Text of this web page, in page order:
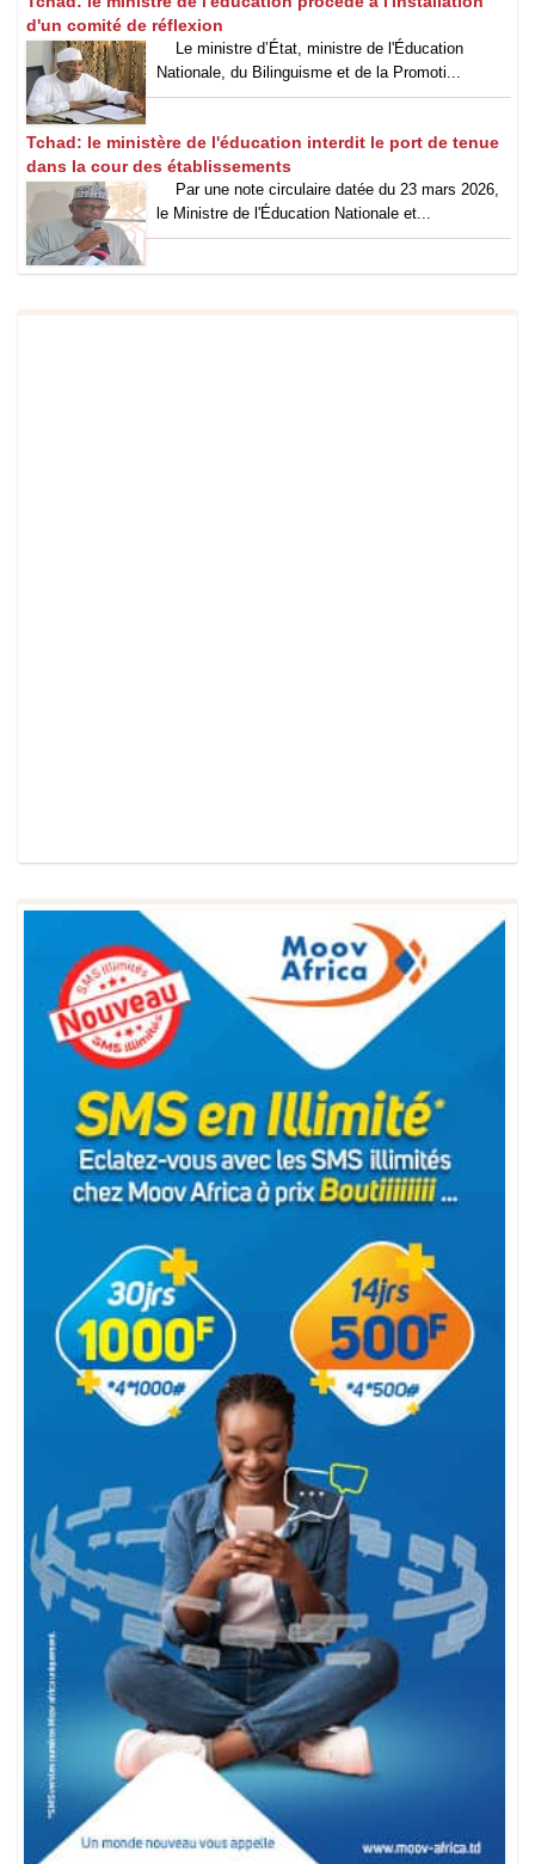
d'un comité de réflexion
Le ministre d’État, ministre de l'Éducation
Nationale, du Bilinguisme et de la Promoti...
Tchad: le ministère de l'éducation interdit le port de tenue
dans la cour des établissements
Par une note circulaire datée du 23 mars 2026,
le Ministre de l'Éducation Nationale et...